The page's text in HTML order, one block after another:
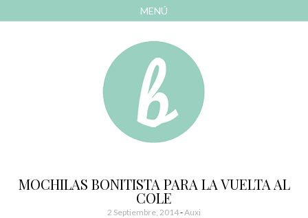
MENÚ
Bonitismos
MOCHILAS BONITISTA PARA LA VUELTA AL
COLE
2 Septiembre, 2014-Auxi